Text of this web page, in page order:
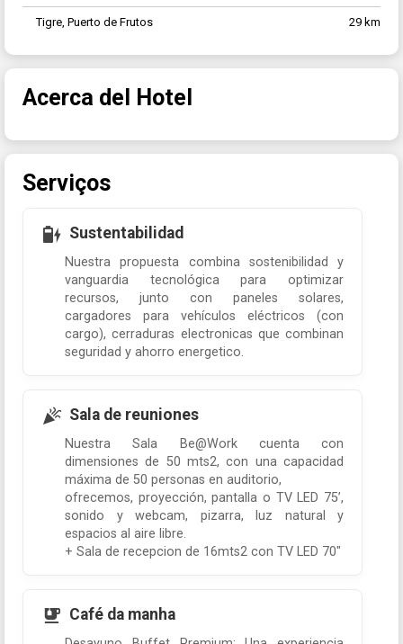
Tigre, Puerto de Frutos 29 km
Acerca del Hotel
Serviços
Sustentabilidad
Nuestra propuesta combina sostenibilidad y
vanguardia tecnológica para optimizar
recursos, junto con paneles solares,
cargadores para vehículos eléctricos (con
cargo), cerraduras electronicas que combinan
seguridad y ahorro energetico.
Sala de reuniones
Nuestra Sala Be@Work cuenta con
dimensiones de 50 mts2, con una capacidad
máxima de 50 personas en auditorio,
ofrecemos, proyección, pantalla o TV LED 75’,
sonido y webcam, pizarra, luz natural y
espacios al aire libre.
+ Sala de recepcion de 16mts2 con TV LED 70"
Café da manha